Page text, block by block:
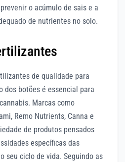
o acúmulo de sais e a
de nutrientes no solo.
de qualidade para
dos botões é essencial para
Marcas como
Remo Nutrients, Canna e
de produtos pensados
específicas das
seu ciclo de vida. Seguindo as